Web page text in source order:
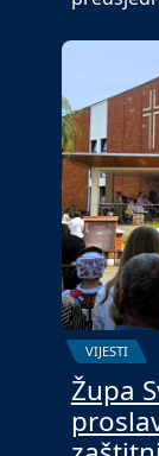
VIJESTI
Župa